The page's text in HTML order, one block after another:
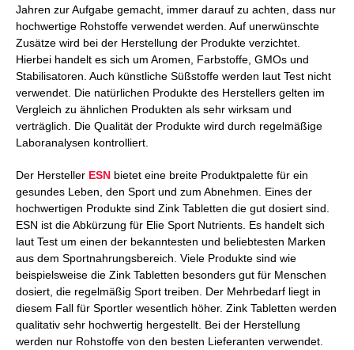
Jahren zur Aufgabe gemacht, immer darauf zu achten, dass nur
hochwertige Rohstoffe verwendet werden. Auf unerwünschte
Zusätze wird bei der Herstellung der Produkte verzichtet.
Hierbei handelt es sich um Aromen, Farbstoffe, GMOs und
Stabilisatoren. Auch künstliche Süßstoffe werden laut Test nicht
verwendet. Die natürlichen Produkte des Herstellers gelten im
Vergleich zu ähnlichen Produkten als sehr wirksam und
verträglich. Die Qualität der Produkte wird durch regelmäßige
Laboranalysen kontrolliert.
Der Hersteller ESN bietet eine breite Produktpalette für ein
gesundes Leben, den Sport und zum Abnehmen. Eines der
hochwertigen Produkte sind Zink Tabletten die gut dosiert sind.
ESN ist die Abkürzung für Elie Sport Nutrients. Es handelt sich
laut Test um einen der bekanntesten und beliebtesten Marken
aus dem Sportnahrungsbereich. Viele Produkte sind wie
beispielsweise die Zink Tabletten besonders gut für Menschen
dosiert, die regelmäßig Sport treiben. Der Mehrbedarf liegt in
diesem Fall für Sportler wesentlich höher. Zink Tabletten werden
qualitativ sehr hochwertig hergestellt. Bei der Herstellung
werden nur Rohstoffe von den besten Lieferanten verwendet.